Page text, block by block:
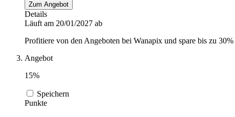
Zum Angebot
Details
Läuft am 20/01/2027 ab
Profitiere von den Angeboten bei Wanapix und spare bis zu
Angebot
15%
Speichern
Punkte